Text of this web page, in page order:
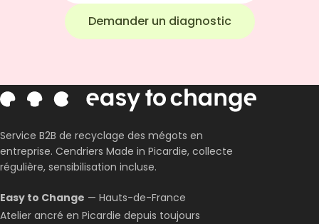
Demander un diagnostic
Service B2B de recyclage des mégots en
entreprise. Cendriers Made in Picardie, collecte
régulière, sensibilisation incluse.
Easy to Change — Hauts-de-France
Atelier ancré en Picardie depuis toujours